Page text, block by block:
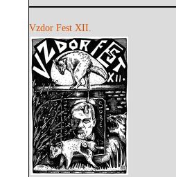
Vzdor Fest XII.